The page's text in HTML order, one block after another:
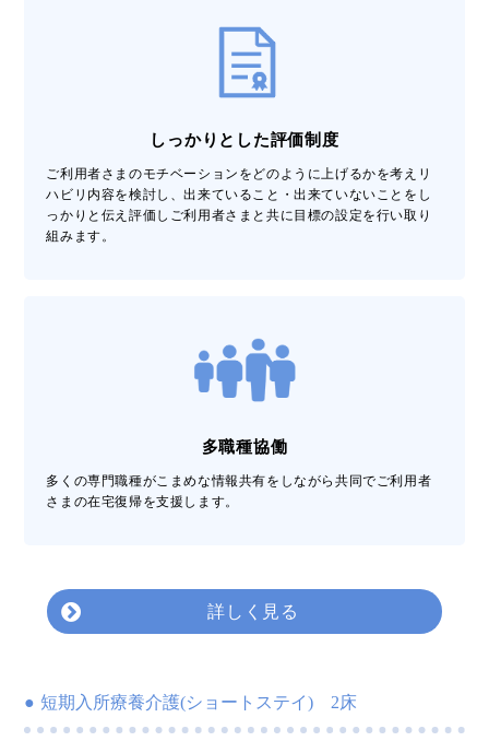
しっかりとした評価制度
ご利用者さまのモチベーションをどのように上げるかを考えリ
ハビリ内容を検討し、出来ていること・出来ていないことをし
っかりと伝え評価しご利用者さまと共に目標の設定を行い取り
組みます。
多職種協働
多くの専門職種がこまめな情報共有をしながら共同でご利用者
さまの在宅復帰を支援します。
詳しく見る
短期入所療養介護(ショートステイ) 2床